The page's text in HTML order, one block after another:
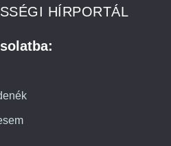
HÍRPORTÁL